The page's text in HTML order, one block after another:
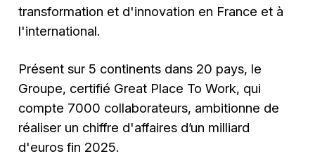
transformation et d'innovation en France et à
l'international.
Présent sur 5 continents dans 20 pays, le
Groupe, certifié Great Place To Work, qui
compte 7000 collaborateurs, ambitionne de
réaliser un chiffre d'affaires d’un milliard
d'euros fin 2025.